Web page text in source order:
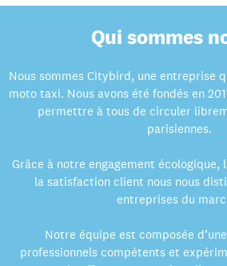
Qui sommes
Nous sommes Citybird, une entreprise
moto taxi. Nous avons été fondés en
permettre à tous de circuler
parisiennes.
Grâce à notre engagement
la satisfaction client nous nous
entreprises du
Notre équipe est composée
professionnels compétents et